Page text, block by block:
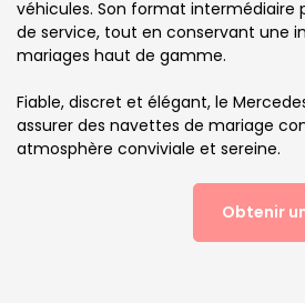
véhicules. Son format
de service, tout en conservant une
mariages haut de gamme.
Fiable, discret et élégant, le
assurer des navettes de mariage
atmosphère conviviale et sereine.
Obtenir